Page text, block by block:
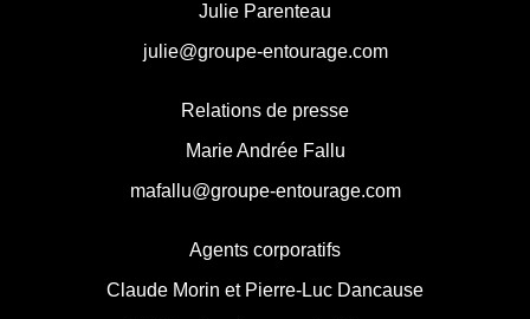
Julie Parenteau
julie@groupe-entourage.com
Relations de presse
Marie Andrée Fallu
mafallu@groupe-entourage.com
Agents corporatifs
Claude Morin et Pierre-Luc Dancause